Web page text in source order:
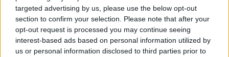
targeted advertising by us, please use the below opt-out
section to confirm your selection. Please note that after your
opt-out request is processed you may continue seeing
interest-based ads based on personal information utilized by
us or personal information disclosed to third parties prior to